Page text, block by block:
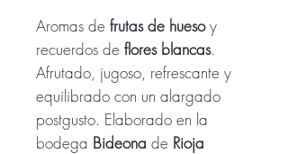
Aromas de frutas de huesoy
recuerdos de flores blancas.
Afrutado, jugoso, refrescante y
equilibrado con un alargado
postgusto. Elaborado en la
bodega Bideona de Rioja